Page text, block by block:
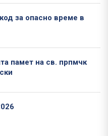
за опасно време в
памет на св. прпмчк